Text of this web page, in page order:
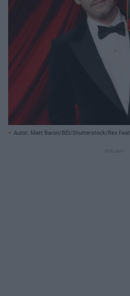
Autor: Matt Baron/BEI/Shutterstock/Rex